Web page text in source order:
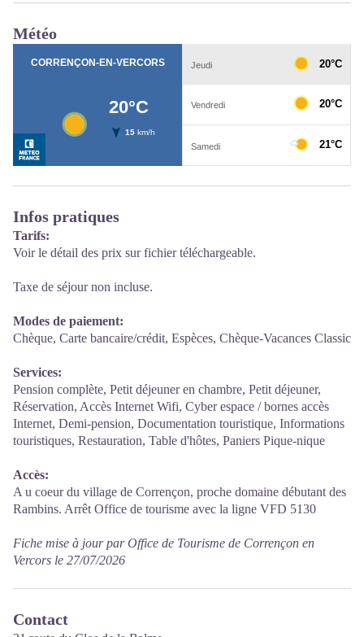
Météo
Infos pratiques
Tarifs:
Voir le détail des prix sur fichier téléchargeable.
Taxe de séjour non incluse.
Modes de paiement:
Chèque, Carte bancaire/crédit, Espèces, Chèque-Vacances Classic
Services:
Pension complète, Petit déjeuner en chambre, Petit déjeuner,
Réservation, Accès Internet Wifi, Cyber espace / bornes accès
Internet, Demi-pension, Documentation touristique, Informations
touristiques, Restauration, Table d'hôtes, Paniers Pique-nique
Accès:
A u coeur du village de Corrençon, proche domaine débutant des
Rambins. Arrêt Office de tourisme avec la ligne VFD 5130
Fiche mise à jour par Office de Tourisme de Corrençon en
Vercors le 27/07/2026
Contact